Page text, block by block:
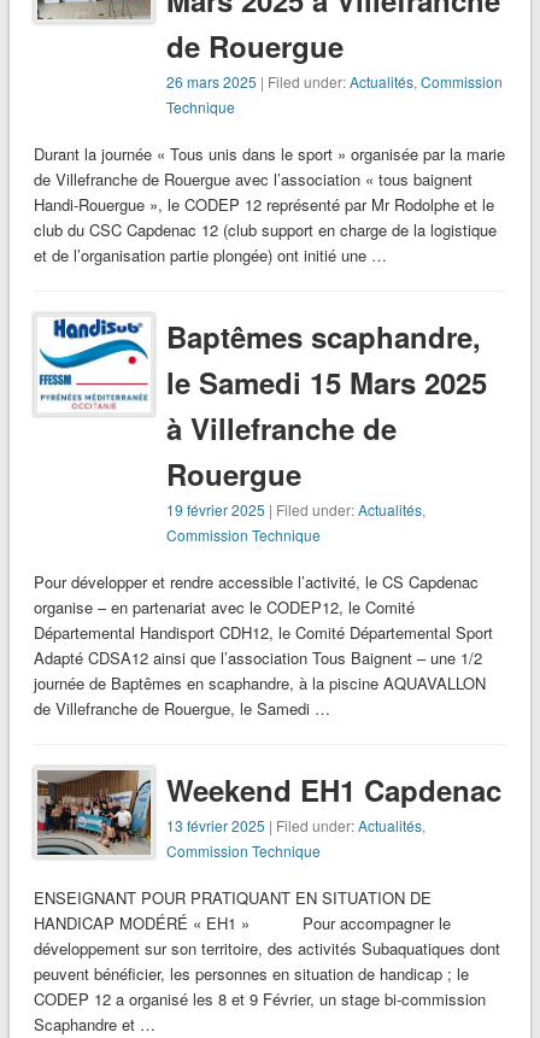
de Rouergue
26 mars 2025 | Filed under:Actualités,Commission
Technique
Durant la journée « Tous unis dans le sport » organisée par la marie
de Villefranche de Rouergue avec l’association « tous baignent
Handi-Rouergue », le CODEP 12 représenté par Mr Rodolphe et le
club du CSC Capdenac 12 (club support en charge de la logistique
et de l’organisation partie plongée) ont initié une …
Baptêmes scaphandre,
le Samedi 15 Mars 2025
à Villefranche de
Rouergue
19 février 2025 | Filed under:Actualités,
Commission Technique
Pour développer et rendre accessible l’activité, le CS Capdenac
organise – en partenariat avec le CODEP12, le Comité
Départemental Handisport CDH12, le Comité Départemental Sport
Adapté CDSA12 ainsi que l’association Tous Baignent – une 1/2
journée de Baptêmes en scaphandre, à la piscine AQUAVALLON
de Villefranche de Rouergue, le Samedi …
Weekend EH1 Capdenac
13 février 2025 | Filed under:Actualités,
Commission Technique
ENSEIGNANT POUR PRATIQUANT EN SITUATION DE
HANDICAP MODÉRÉ « EH1 » Pour accompagner le
développement sur son territoire, des activités Subaquatiques dont
peuvent bénéficier, les personnes en situation de handicap ; le
CODEP 12 a organisé les 8 et 9 Février, un stage bi-commission
Scaphandre et …